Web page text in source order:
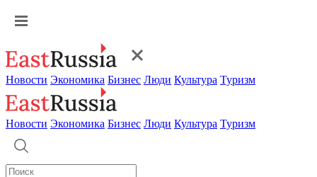
Новости Экономика Бизнес Люди Культура Туризм
Новости Экономика Бизнес Люди Культура Туризм